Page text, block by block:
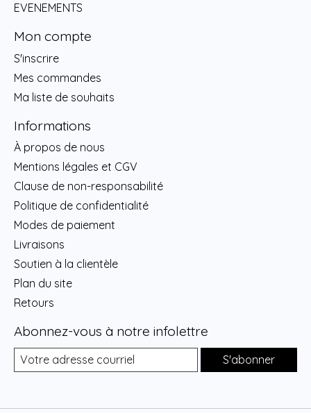
EVENEMENTS
Mon compte
S'inscrire
Mes commandes
Ma liste de souhaits
Informations
À propos de nous
Mentions légales et CGV
Clause de non-responsabilité
Politique de confidentialité
Modes de paiement
Livraisons
Soutien à la clientèle
Plan du site
Retours
Abonnez-vous à notre infolettre
S'abonner